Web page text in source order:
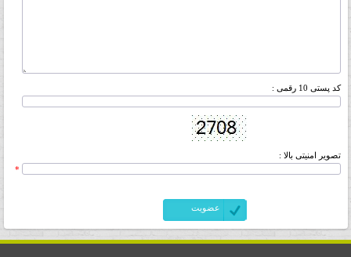
کد پستی 10 رقمی :
تصویر امنیتی بالا :
*